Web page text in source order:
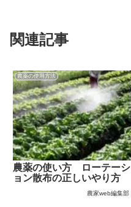
関連記事
農薬の使用方法
農薬の使い方 ローテーシ
ョン散布の正しいやり方
農家web編集部